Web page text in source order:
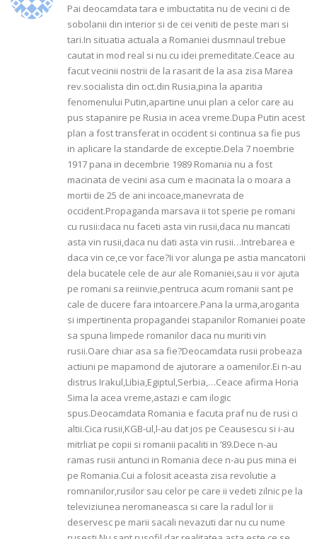
Pai deocamdata tara e imbuctatita nu de vecini ci de
sobolanii din interior si de cei veniti de peste mari si
tari.In situatia actuala a Romaniei dusmnaul trebue
cautat in mod real si nu cu idei premeditate.Ceace au
facut vecinii nostrii de la rasarit de la asa zisa Marea
rev.socialista din oct.din Rusia,pina la aparitia
fenomenului Putin,apartine unui plan a celor care au
pus stapanire pe Rusia in acea vreme.Dupa Putin acest
plan a fost transferat in occident si continua sa fie pus
in aplicare la standarde de exceptie.Dela 7 noembrie
1917 pana in decembrie 1989 Romania nu a fost
macinata de vecini asa cum e macinata la o moara a
mortii de 25 de ani incoace,manevrata de
occident.Propaganda marsava ii tot sperie pe romani
cu rusii:daca nu faceti asta vin rusii,daca nu mancati
asta vin rusii,daca nu dati asta vin rusii…Intrebarea e
daca vin ce,ce vor face?Ii vor alunga pe astia mancatorii
dela bucatele cele de aur ale Romaniei,sau ii vor ajuta
pe romani sa reiinvie,pentruca acum romanii sant pe
cale de ducere fara intoarcere.Pana la urma,aroganta
si impertinenta propagandei stapanilor Romaniei poate
sa spuna limpede romanilor daca nu muriti vin
rusii.Oare chiar asa sa fie?Deocamdata rusii probeaza
actiuni pe mapamond de ajutorare a oamenilor.Ei n-au
distrus Irakul,Libia,Egiptul,Serbia,…Ceace afirma Horia
Sima la acea vreme,astazi e cam ilogic
spus.Deocamdata Romania e facuta praf nu de rusi ci
altii.Cica rusii,KGB-ul,l-au dat jos pe Ceausescu si i-au
mitrliat pe copii si romanii pacaliti in ’89.Dece n-au
ramas rusii antunci in Romania dece n-au pus mina ei
pe Romania.Cui a folosit aceasta zisa revolutie a
romnanilor,rusilor sau celor pe care ii vedeti zilnic pe la
televiziunea neromaneasca si care la radul lor ii
deservesc pe marii sacali nevazuti dar nu cu nume